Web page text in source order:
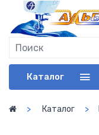
Каталог
Каталог